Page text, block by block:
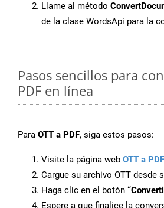
Llame al método
de la clase WordsApi para la
Pasos sencillos para
PDF en línea
Para OTT a PDF, siga estos pasos:
Visite la página web OTT a PDF
Cargue su archivo OTT desde
Haga clic en el botón
Espere a que finalice la